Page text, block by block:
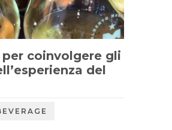
coinvolgere gli
del